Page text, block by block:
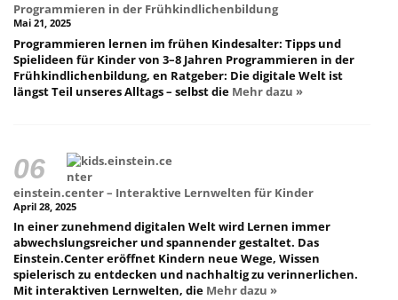
Programmieren in der Frühkindlichenbildung
Mai 21, 2025
Programmieren lernen im frühen Kindesalter: Tipps und
Spielideen für Kinder von 3–8 Jahren Programmieren in der
Frühkindlichenbildung, en Ratgeber: Die digitale Welt ist
längst Teil unseres Alltags – selbst die Mehr dazu »
einstein.center – Interaktive Lernwelten für Kinder
April 28, 2025
In einer zunehmend digitalen Welt wird Lernen immer
abwechslungsreicher und spannender gestaltet. Das
Einstein.Center eröffnet Kindern neue Wege, Wissen
spielerisch zu entdecken und nachhaltig zu verinnerlichen.
Mit interaktiven Lernwelten, die Mehr dazu »